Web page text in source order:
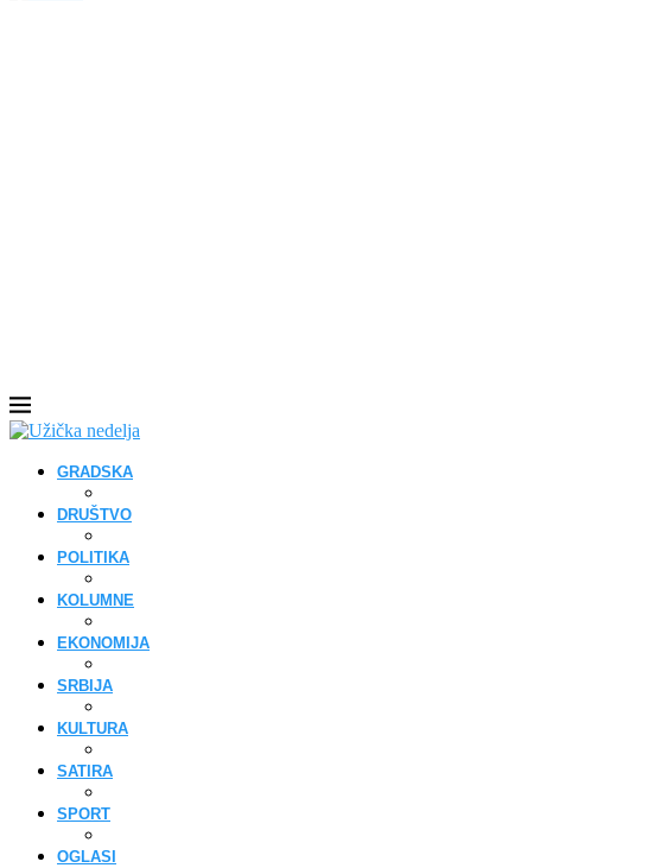
GRADSKA
DRUŠTVO
POLITIKA
KOLUMNE
EKONOMIJA
SRBIJA
KULTURA
SATIRA
SPORT
OGLASI